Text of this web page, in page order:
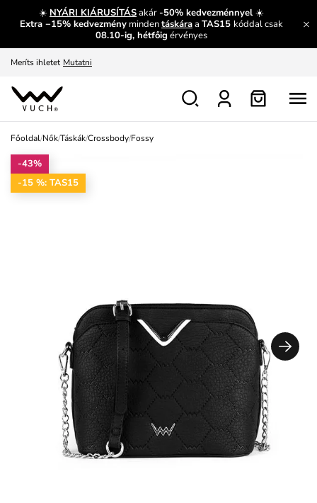
☀️ NYÁRI KIÁRUSÍTÁSakár-50% kedvezménnyel ☀️
Extra −15% kedvezmény mindentáskáraa TAS15 kóddal csak
08.10-ig, hétfőig érvényes
És mi az, amit máshol nem lehet megtudni?
Fedezze fel velünk az újdonságokat. Megtekintés
Meríts ihletet Mutatni
Ingyenes csere és visszaküldés
Főoldal/Nők/Táskák/Crossbody/Fossy
-43%
-15 %: TAS15